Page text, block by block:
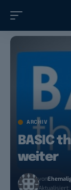
ARCHIV
BASIC
weiter
von
Aktualisiert: